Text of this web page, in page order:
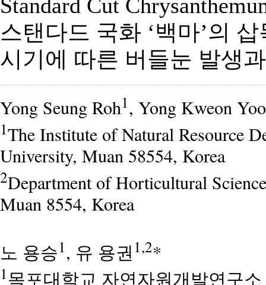
Standard Cut
스탠다드 국화 ‘백마’의
시기에 따른 버들눈 발생
Yong Seung Roh1, Yong Kweon Yoo
1The Institute of Natural Resource
University, Muan 58554, Korea
2Department of Horticultural
Muan 8554, Korea
노 용승1, 유 용권 1,2*
1목포대학교 자연자원개발연구소